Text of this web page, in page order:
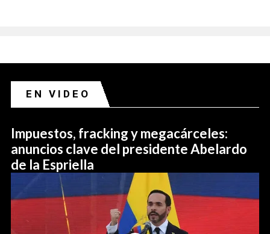
EN VIDEO
Impuestos, fracking y megacárceles:
anuncios clave del presidente Abelardo
de la Espriella